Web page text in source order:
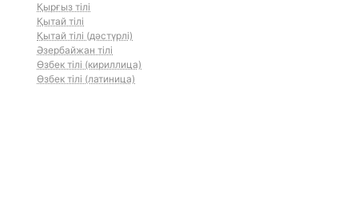
Қырғыз тілі
Қытай тілі
Қытай тілі (дәстүрлі)
Әзербайжан тілі
Өзбек тілі (кириллица)
Өзбек тілі (латиница)